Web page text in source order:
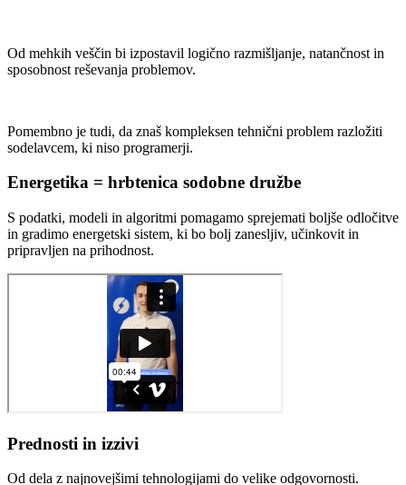
Od mehkih veščin bi izpostavil logično razmišljanje, natančnost in
sposobnost reševanja problemov.
Pomembno je tudi, da znaš kompleksen tehnični problem razložiti
sodelavcem, ki niso programerji.
Energetika = hrbtenica sodobne družbe
S podatki, modeli in algoritmi pomagamo sprejemati boljše odločitve
in gradimo energetski sistem, ki bo bolj zanesljiv, učinkovit in
pripravljen na prihodnost.
Prednosti in izzivi
Od dela z najnovejšimi tehnologijami do velike odgovornosti.